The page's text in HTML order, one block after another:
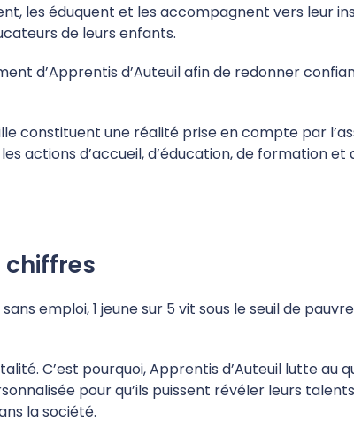
les éduquent et les accompagnent vers leur
de leurs enfants.
d’Apprentis d’Auteuil afin de redonner
constituent une réalité prise en compte par
d’accueil, d’éducation, de formation et
chiffres
emploi, 1 jeune sur 5 vit sous le seuil de
C’est pourquoi, Apprentis d’Auteuil lutte au
pour qu’ils puissent révéler leurs
la société.